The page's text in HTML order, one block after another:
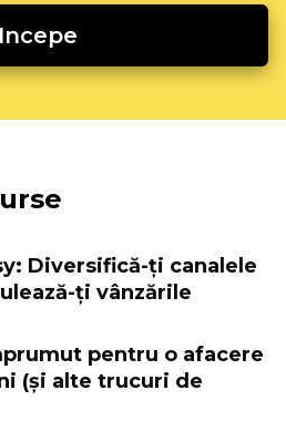
Incepe
Diversifică-ți canalele
ți vânzările
pentru o afacere
(și alte trucuri de